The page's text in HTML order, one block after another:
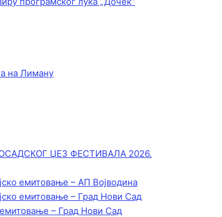
на Лиману
ЏЕЗ ФЕСТИВАЛА 2026.
емитовање – АП Војводинa
емитовање – Град Нови Сад
емитовање – Град Нови Сад